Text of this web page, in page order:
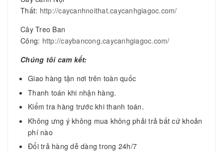
Thất: http://caycanhnoithat.caycanhgiagoc.com/
Cây Treo Ban
Công: http://caybancong.caycanhgiagoc.com/
Chúng tôi cam kết:
Giao hàng tận nơi trên toàn quốc
Thanh toán khi nhận hàng.
Kiểm tra hàng trước khi thanh toán.
Không ưng ý không mua không phải trả bất cứ khoản
phí nào
Đổi trả hàng dễ dàng trong 24h/7